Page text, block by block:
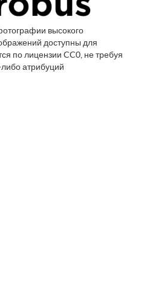
высокого
доступны для
по лицензии CC0, не требуя
либо атрибуций